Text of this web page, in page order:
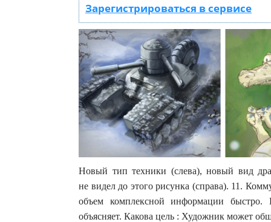
Зарегистрироваться в сервисе
Новый тип техники (слева), новый вид
не видел до этого рисунка (справа). 11.
объем комплексной информации
объясняет. Какова цель : Художник может